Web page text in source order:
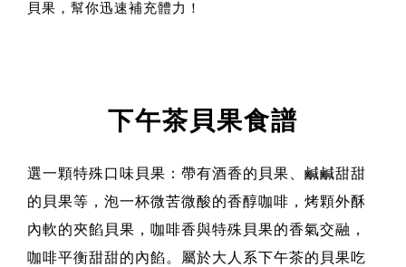
貝果，幫你迅速補充體力！
下午茶貝果食譜
選一顆特殊口味貝果：帶有酒香的貝果、鹹鹹甜甜
的貝果等，泡一杯微苦微酸的香醇咖啡，烤顆外酥
內軟的夾餡貝果，咖啡香與特殊貝果的香氣交融，
咖啡平衡甜甜的內餡。屬於大人系下午茶的貝果吃